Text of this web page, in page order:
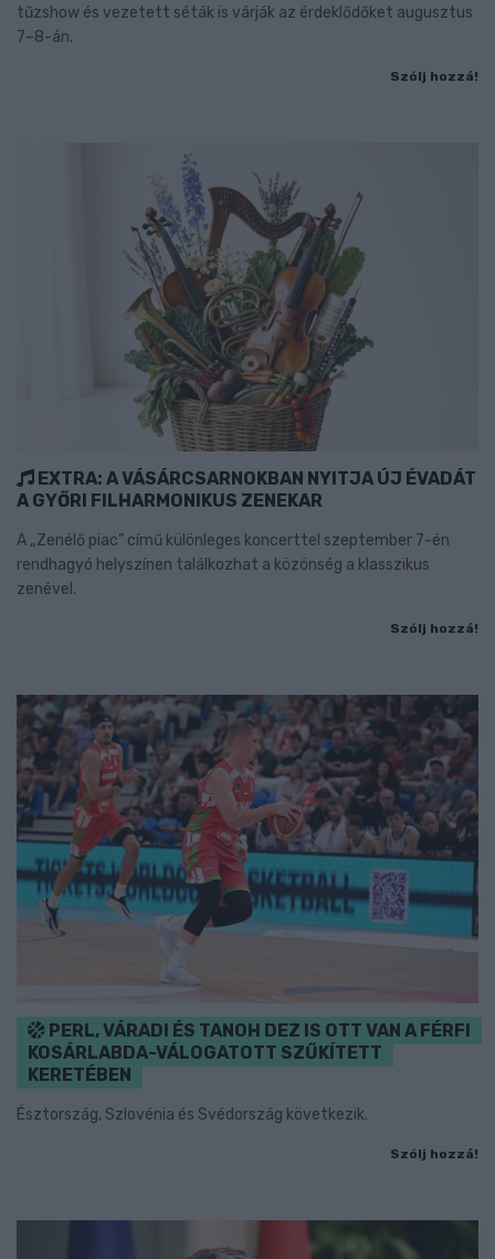
tűzshow és vezetett séták is várják az érdeklődőket augusztus
7–8-án.
Szólj hozzá!
EXTRA: A VÁSÁRCSARNOKBAN NYITJA ÚJ ÉVADÁT
A GYŐRI FILHARMONIKUS ZENEKAR
A „Zenélő piac” című különleges koncerttel szeptember 7-én
rendhagyó helyszínen találkozhat a közönség a klasszikus
zenével.
Szólj hozzá!
PERL, VÁRADI ÉS TANOH DEZ IS OTT VAN A FÉRFI
KOSÁRLABDA-VÁLOGATOTT SZŰKÍTETT
KERETÉBEN
Észtország, Szlovénia és Svédország következik.
Szólj hozzá!